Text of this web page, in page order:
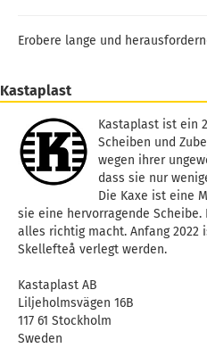
Erobere lange und
Kastaplast
Kastaplast ist ein
Scheiben und
wegen ihrer
dass sie nur
Die Kaxe ist eine
sie eine hervorragende
alles richtig macht. Anfang 2022
Skellefteå verlegt werden.
Kastaplast AB
Liljeholmsvägen 16B
117 61 Stockholm
Sweden